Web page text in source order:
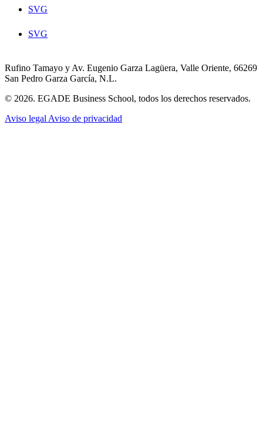
SVG
SVG
Rufino Tamayo y Av. Eugenio Garza Lagüera, Valle Oriente, 66269
San Pedro Garza García, N.L.
© 2026. EGADE Business School, todos los derechos reservados.
Aviso legal Aviso de privacidad